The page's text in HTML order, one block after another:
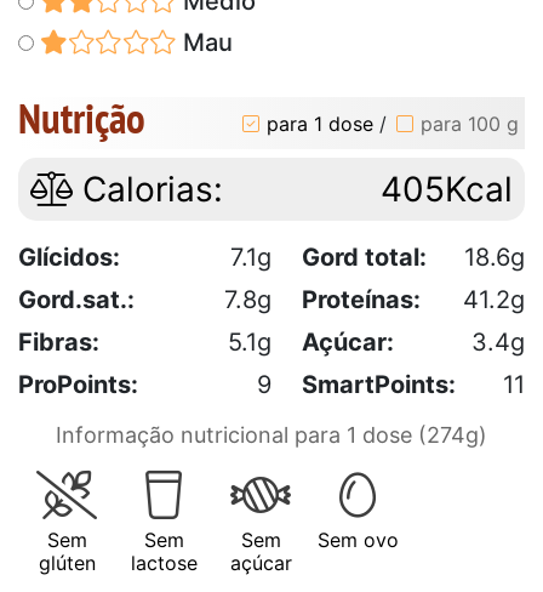
Mau
Nutrição para 1 dose / para 100 g
Calorias: 405Kcal
Glícidos: 7.1g Gord total:
18.6g
Gord.sat.:
7.8g Proteínas:
41.2g
Fibras:
5.1g Açúcar:
3.4g
ProPoints:
9 SmartPoints: 11
Informação nutricional para 1 dose (274g)
Sem
glúten
Sem
lactose
Sem
açúcar
Sem ovo